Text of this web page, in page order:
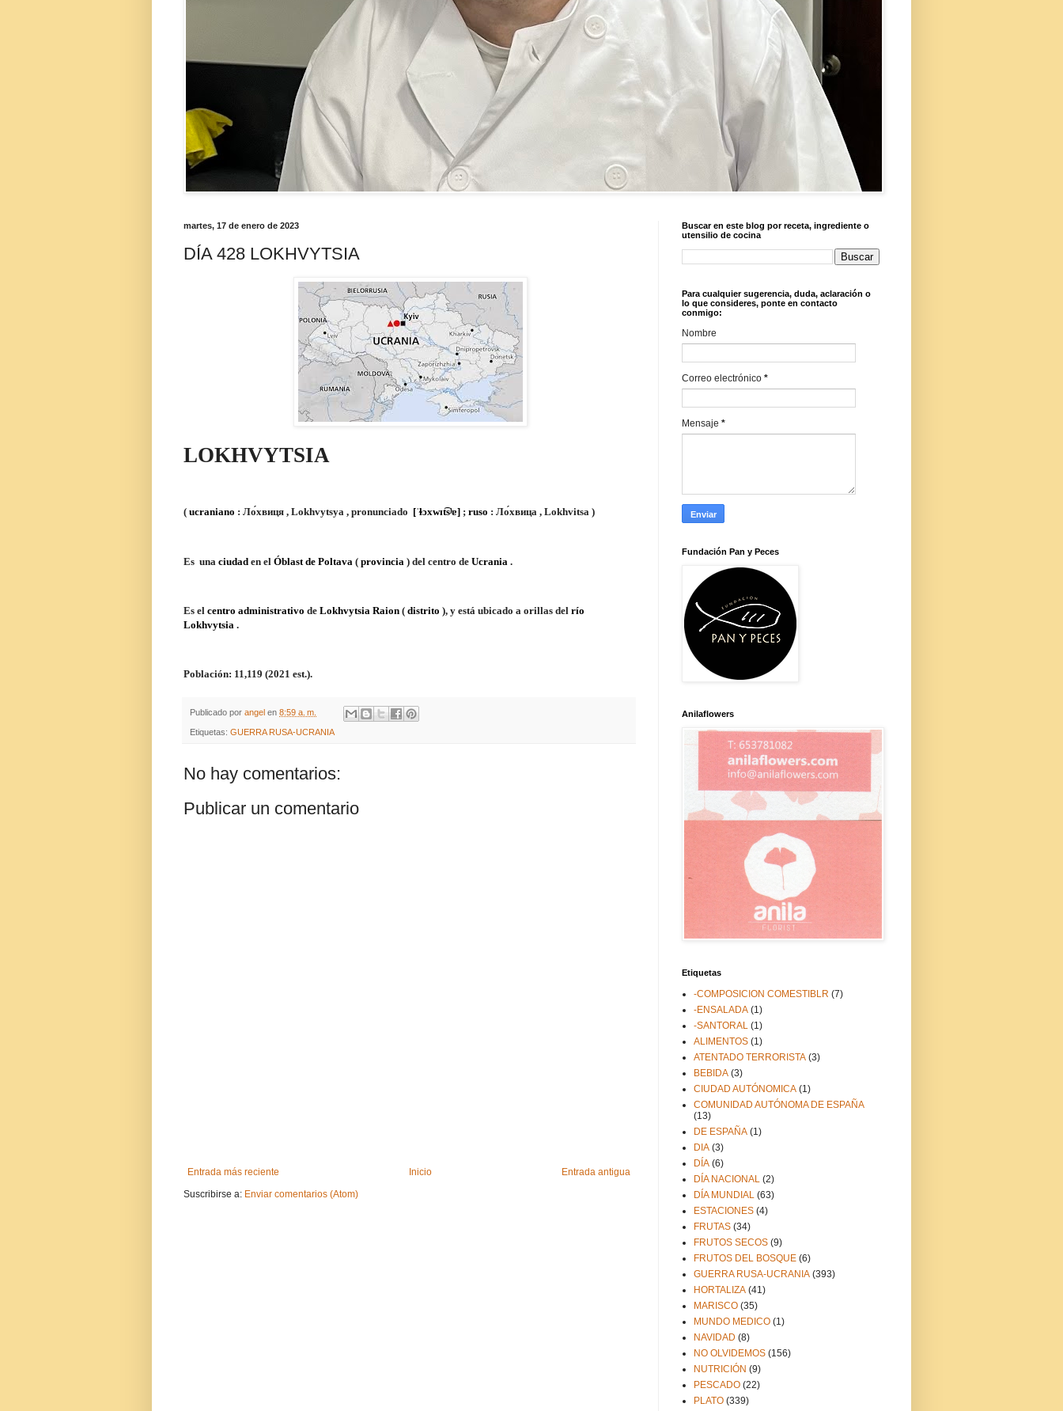
martes, 17 de enero de 2023
DÍA 428 LOKHVYTSIA
LOKHVYTSIA
( ucraniano : Ло́хвиця , Lokhvytsya , pronunciado [ˈɫɔxwɪt͡sʲɐ] ; ruso : Ло́хвица , Lokhvitsa )
Es una ciudad en el Óblast de Poltava ( provincia ) del centro de Ucrania .
Es el centro administrativo de Lokhvytsia Raion ( distrito ), y está ubicado a orillas del río
Lokhvytsia .
Población: 11,119 (2021 est.).
Publicado por angel en 8:59 a. m.
Etiquetas: GUERRA RUSA-UCRANIA
No hay comentarios:
Publicar un comentario
Entrada más reciente Entrada antigua
Inicio
Suscribirse a: Enviar comentarios (Atom)
Buscar en este blog por receta, ingrediente o
utensilio de cocina
Para cualquier sugerencia, duda, aclaración o
lo que consideres, ponte en contacto
conmigo:
Nombre
Correo electrónico *
Mensaje *
Fundación Pan y Peces
Anilaflowers
Etiquetas
-COMPOSICION COMESTIBLR (7)
-ENSALADA (1)
-SANTORAL (1)
ALIMENTOS (1)
ATENTADO TERRORISTA (3)
BEBIDA (3)
CIUDAD AUTÓNOMICA (1)
COMUNIDAD AUTÓNOMA DE ESPAÑA
(13)
DE ESPAÑA (1)
DIA (3)
DÍA (6)
DÍA NACIONAL (2)
DÍA MUNDIAL (63)
ESTACIONES (4)
FRUTAS (34)
FRUTOS SECOS (9)
FRUTOS DEL BOSQUE (6)
GUERRA RUSA-UCRANIA (393)
HORTALIZA (41)
MARISCO (35)
MUNDO MEDICO (1)
NAVIDAD (8)
NO OLVIDEMOS (156)
NUTRICIÓN (9)
PESCADO (22)
PLATO (339)